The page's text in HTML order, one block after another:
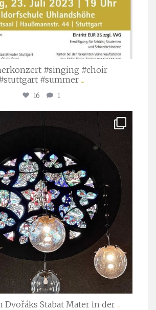
#singing #choir
#summer ...
16 1
Apr. 1
Dvořáks Stabat Mater in der ...